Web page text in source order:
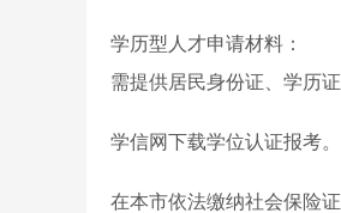
学历型人才申请材料：
需提供居民身份证、学历
学信网下载学位认证报考。
在本市依法缴纳社会保险